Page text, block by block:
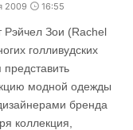
2009 16:55
Рэйчел Зои (Rachel
голливудских
представить
модной одежды
бренда
коллекция,